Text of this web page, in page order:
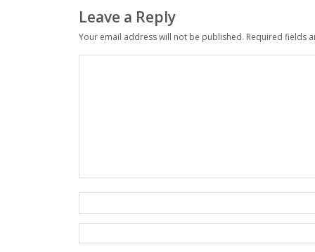
Leave a Reply
Your email address will not be published. Required fields